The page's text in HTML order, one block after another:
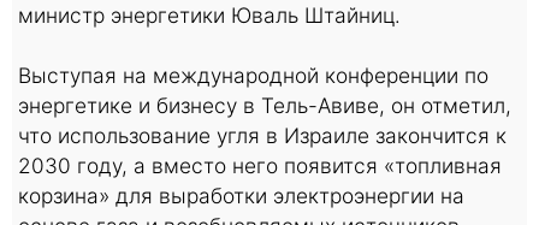
министр энергетики Юваль Штайниц.
Выступая на международной конференции по
энергетике и бизнесу в Тель-Авиве, он отметил,
что использование угля в Израиле закончится к
2030 году, а вместо него появится «топливная
корзина» для выработки электроэнергии на